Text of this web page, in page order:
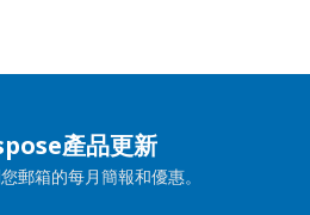
產品更新
郵箱的每月簡報和優惠。